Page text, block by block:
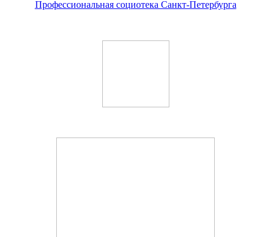
Профессиональная социотека Санкт-Петербурга